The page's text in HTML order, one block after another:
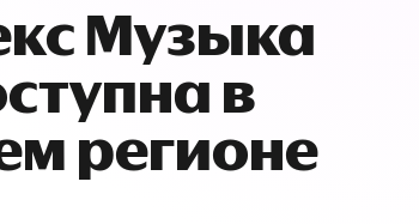
Музыка
в
регионе